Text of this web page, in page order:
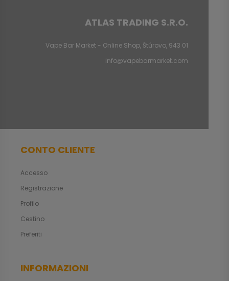
ATLAS TRADING S.R.O.
Vape Bar Market - Online Shop, Štúrovo, 943 01
info@vapebarmarket.com
CONTO CLIENTE
Accesso
Registrazione
Profilo
Cestino
Preferiti
INFORMAZIONI